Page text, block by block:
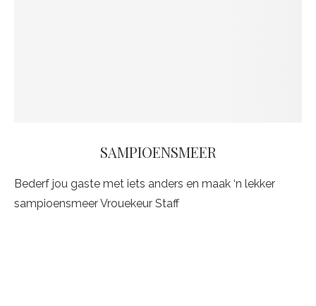
SAMPIOENSMEER
Bederf jou gaste met iets anders en maak ‘n lekker
sampioensmeer Vrouekeur Staff